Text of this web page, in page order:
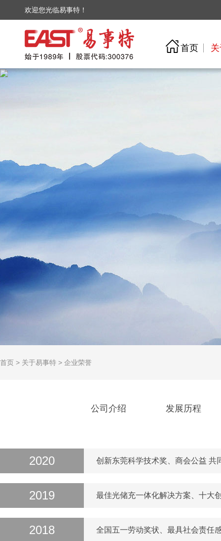
欢迎您光临易事特！
首页
首页 > 关于易事特 > 企业荣誉
公司介绍 发展历程
2020 创新东莞科学技术奖、商会公益 共
2019 最佳光储充一体化解决方案、十大
2018 全国五一劳动奖状、最具社会责任